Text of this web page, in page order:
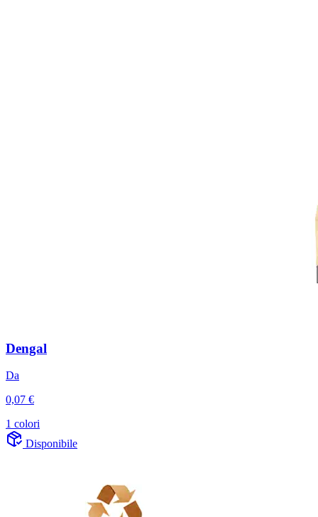
Dengal
Da
0,07 €
1 colori
Disponibile